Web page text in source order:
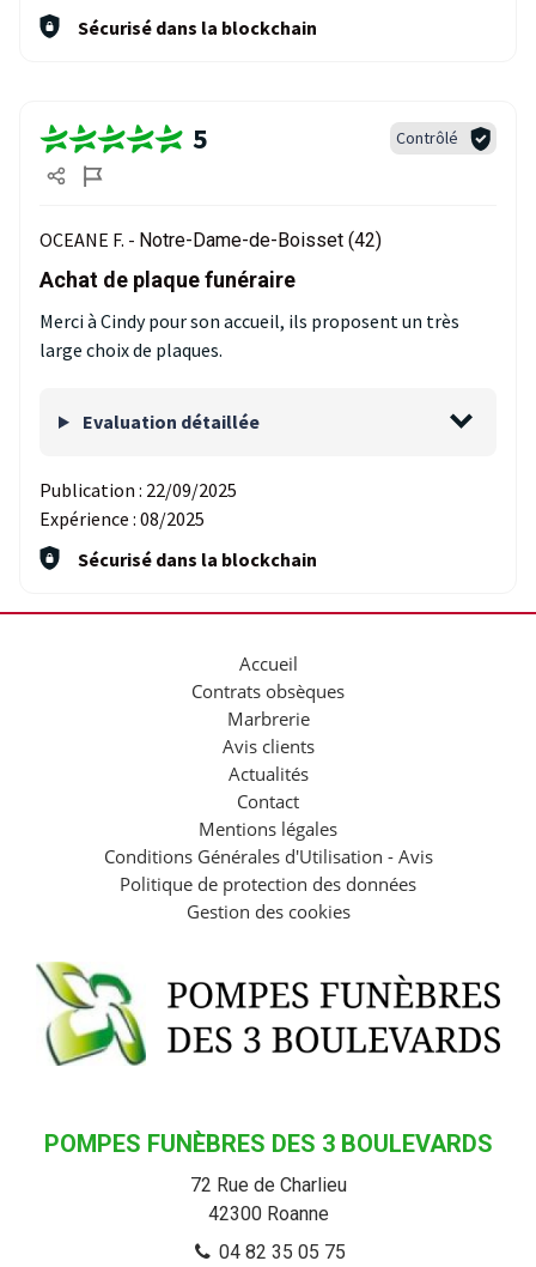
Sécurisé dans la blockchain
5 Contrôlé
OCEANE F. - Notre-Dame-de-Boisset (42)
Achat de plaque funéraire
Merci à Cindy pour son accueil, ils proposent un très
large choix de plaques.
Evaluation détaillée
Publication : 22/09/2025
Expérience : 08/2025
Sécurisé dans la blockchain
Accueil
Contrats obsèques
Marbrerie
Avis clients
Actualités
Contact
Mentions légales
Conditions Générales d'Utilisation - Avis
Politique de protection des données
Gestion des cookies
POMPES FUNÈBRES DES 3 BOULEVARDS
72 Rue de Charlieu
42300 Roanne
04 82 35 05 75